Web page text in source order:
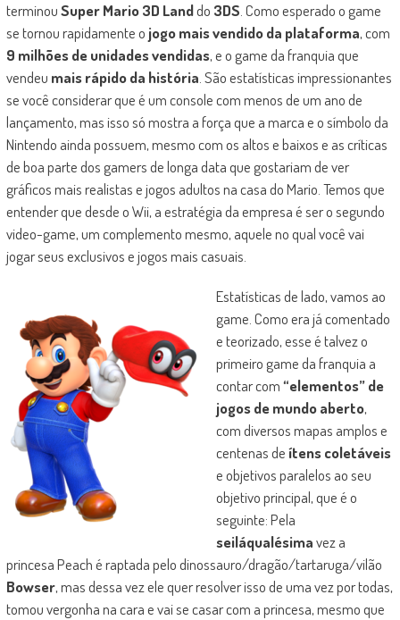
terminouSuper Mario 3D Landdo 3DS. Como esperado o game
se tornou rapidamente o jogo mais vendido da plataforma, com
9 milhões de unidades vendidas, e o game da franquia que
vendeu mais rápido da história. São estatísticas impressionantes
se você considerar que é um console com menos de um ano de
lançamento, mas isso só mostra a força que a marca e o símbolo da
Nintendo ainda possuem, mesmo com os altos e baixos e as críticas
de boa parte dos gamers de longa data que gostariam de ver
gráficos mais realistas e jogos adultos na casa do Mario. Temos que
entender que desde o Wii, a estratégia da empresa é ser o segundo
video-game, um complemento mesmo, aquele no qual você vai
jogar seus exclusivos e jogos mais casuais.
Estatísticas de lado, vamos ao
game. Como era já comentado
e teorizado, esse é talvez o
primeiro game da franquia a
contar com“elementos” de
jogos de mundo aberto,
com diversos mapas amplos e
centenas deítens coletáveis
e objetivos paralelos ao seu
objetivo principal, que é o
seguinte: Pela
seiláqualésimavez a
princesa Peach é raptada pelo dinossauro/dragão/tartaruga/vilão
Bowser, mas dessa vez ele quer resolver isso de uma vez por todas,
tomou vergonha na cara e vai se casar com a princesa, mesmo que